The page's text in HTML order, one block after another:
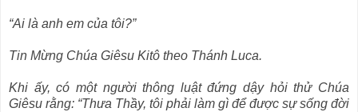
“Ai là anh em của tôi?”
Tin Mừng Chúa Giêsu Kitô theo Thánh Luca.
Khi ấy, có một người thông luật đứng dậy hỏi thử Chúa
Giêsu rằng: “Thưa Thầy, tôi phải làm gì để được sự sống đời